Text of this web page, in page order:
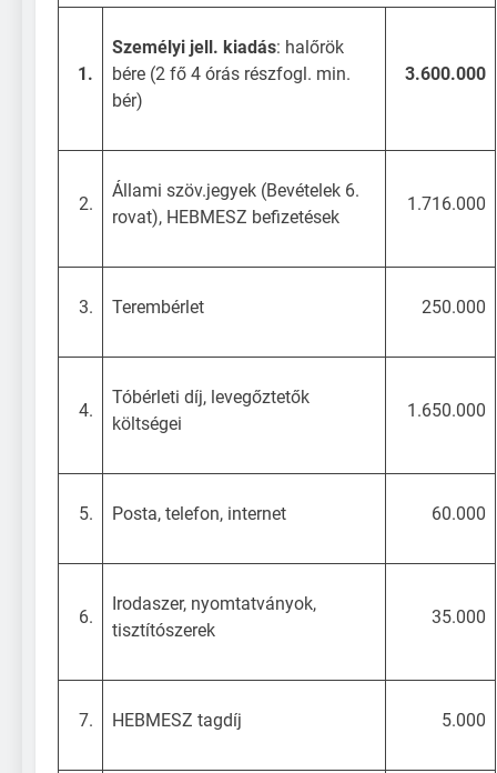
1.
Személyi jell. kiadás: halőrök
bére (2 fő 4 órás részfogl. min.
bér)
3.600.000
2.
Állami szöv.jegyek (Bevételek 6.
rovat), HEBMESZ befizetések
1.716.000
3. Terembérlet 250.000
4.
Tóbérleti díj, levegőztetők
költségei
1.650.000
5. Posta, telefon, internet 60.000
6.
Irodaszer, nyomtatványok,
tisztítószerek
35.000
7. HEBMESZ tagdíj 5.000